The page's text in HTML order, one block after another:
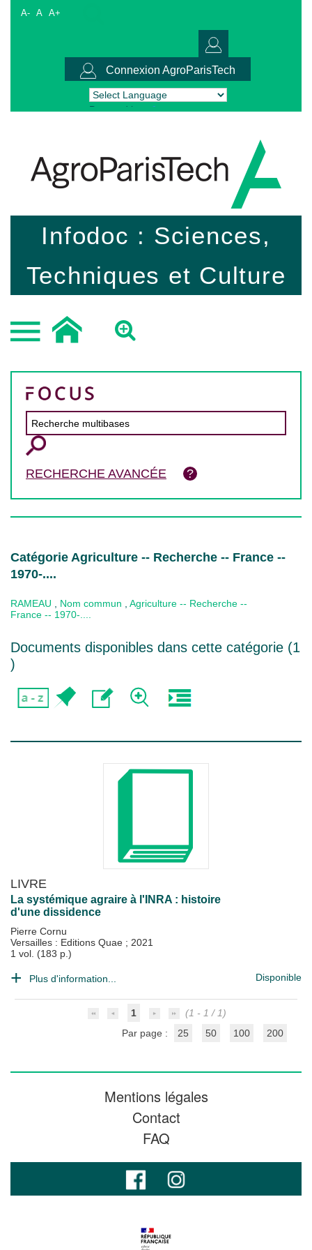
A- A A+
Connexion AgroParisTech
Powered by Translate
Infodoc : Sciences,
Techniques et Culture
RECHERCHE AVANCÉE
Catégorie Agriculture -- Recherche -- France --
1970-....
RAMEAU Nom commun
Agriculture -- Recherche --
France -- 1970-....
Documents disponibles dans cette catégorie (1
)
LIVRE
La systémique agraire à l'INRA : histoire
d'une dissidence
Pierre Cornu
Versailles : Editions Quae ; 2021
1 vol. (183 p.)
Plus d'information... Disponible
1
(1 - 1 / 1)
Par page :
25 50 100 200
Mentions légales
Contact
FAQ